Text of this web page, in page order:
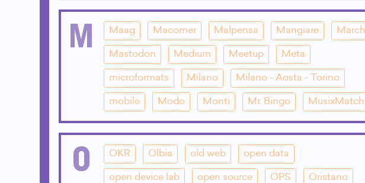
M Maag Macomer Malpensa Mangiare
Mastodon Medium Meetup Meta
microformats Milano Milano - Aosta - Torino
mobile Modo Monti Mr. Bingo MusixMatch
O OKR Olbia old web open data
open device lab open source OPS Oristano